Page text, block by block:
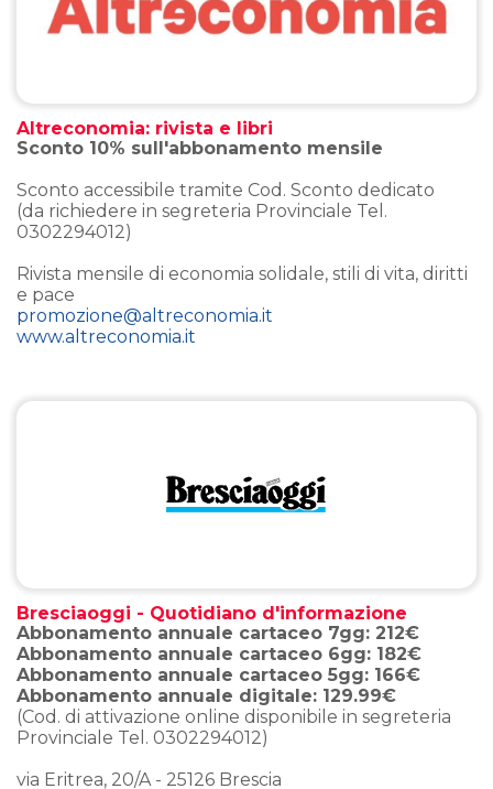
Altreconomia: rivista e libri
Sconto 10% sull'abbonamento mensile
Sconto accessibile tramite Cod. Sconto dedicato
(da richiedere in segreteria Provinciale Tel.
0302294012)
Rivista mensile di economia solidale, stili di vita, diritti
e pace
promozione@altreconomia.it
www.altreconomia.it
Bresciaoggi - Quotidiano d'informazione
Abbonamento annuale cartaceo 7gg: 212€
Abbonamento annuale cartaceo 6gg: 182€
Abbonamento annuale cartaceo 5gg: 166€
Abbonamento annuale digitale: 129.99€
(Cod. di attivazione online disponibile in segreteria
Provinciale Tel. 0302294012)
via Eritrea, 20/A - 25126 Brescia